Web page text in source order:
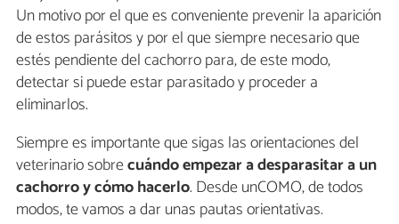
Un motivo por el que es conveniente prevenir la aparición
de estos parásitos y por el que siempre necesario que
estés pendiente del cachorro para, de este modo,
detectar si puede estar parasitado y proceder a
eliminarlos.
Siempre es importante que sigas las orientaciones del
veterinario sobrecuándo empezar a desparasitar a un
cachorro y cómo hacerlo. Desde unCOMO, de todos
modos, te vamos a dar unas pautas orientativas.